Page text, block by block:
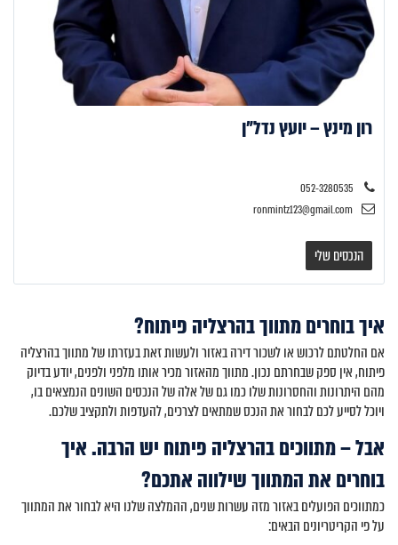
רון מינץ – יועץ נדל"ן
052-3280535
ronmintz123@gmail.com
הנכסים שלי
איך בוחרים מתווך בהרצליה פיתוח?
אם החלטתם לרכוש או לשכור דירה באזור ולעשות זאת בעזרתו של מתווך בהרצליה
פיתוח, אין ספק שבחרתם נכון. מתווך מהאזור מכיר אותו מלפני ולפנים, יודע בדיוק
מהם היתרונות והחסרונות שלו כמו גם של אלה של הנכסים השונים הנמצאים בו,
ויוכל לסייע לכם לבחור את הנכס שמתאים לצרכים, להעדפות ולתקציב שלכם.
אבל – מתווכים בהרצליה פיתוח יש הרבה. איך
בוחרים את המתווך שילווה אתכם?
כמתווכים הפועלים באזור מזה עשרות שנים, ההמלצה שלנו היא לבחור את המתווך
על פי הקריטריונים הבאים: